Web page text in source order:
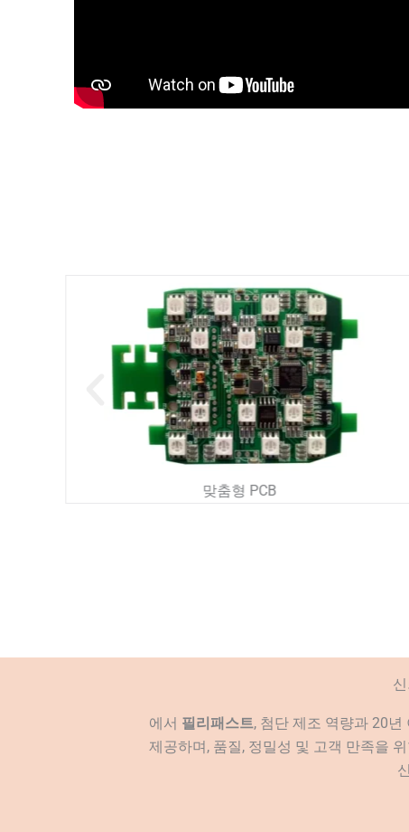
맞춤형 PCB
에서 필리패스트, 첨단 제조 역량과 20년
제공하며, 품질, 정밀성 및 고객 만족을